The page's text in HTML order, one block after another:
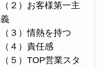
（２）お客様第一主
義
（３）情熱を持つ
（４）責任感
（５）TOP営業スタ